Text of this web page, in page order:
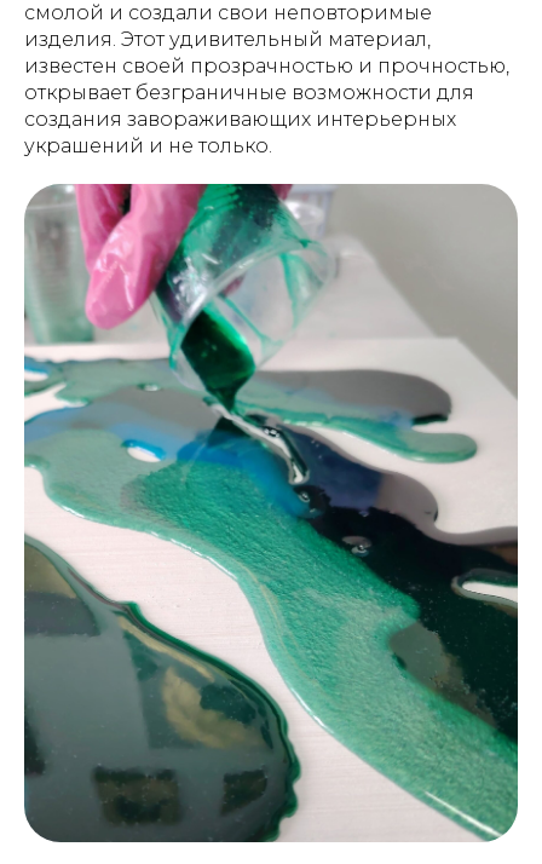
смолой и создали свои неповторимые
изделия. Этот удивительный материал,
известен своей прозрачностью и прочностью,
открывает безграничные возможности для
создания завораживающих интерьерных
украшений и не только.